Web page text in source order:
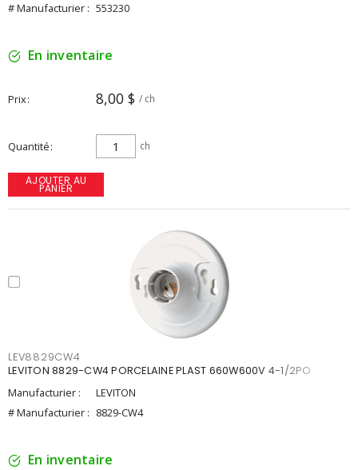
# Manufacturier : 553230
En inventaire
Prix 8,00 $ / ch
Quantité ch
AJOUTER AU
PANIER
LEV8829CW4
LEVITON 8829-CW4 PORCELAINE PLAST 660W600V 4-1/2PO
Manufacturier :
LEVITON
# Manufacturier : 8829-CW4
En inventaire